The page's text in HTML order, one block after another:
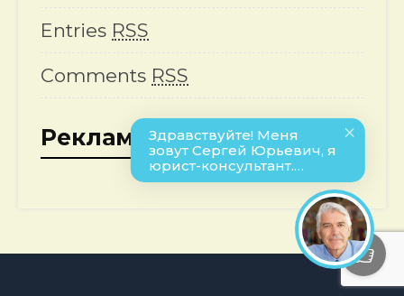
Entries RSS
Comments RSS
Реклама